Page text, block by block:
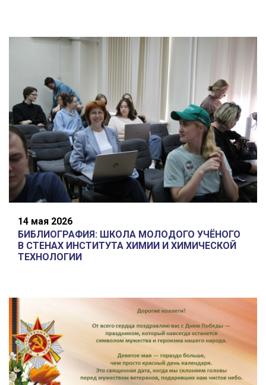
14 мая 2026
БИБЛИОГРАФИЯ: ШКОЛА МОЛОДОГО УЧЁНОГО
В СТЕНАХ ИНСТИТУТА ХИМИИ И ХИМИЧЕСКОЙ
ТЕХНОЛОГИИ